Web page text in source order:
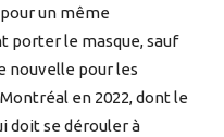
un même
porter le masque, sauf
nouvelle pour les
en 2022, dont le
doit se dérouler à